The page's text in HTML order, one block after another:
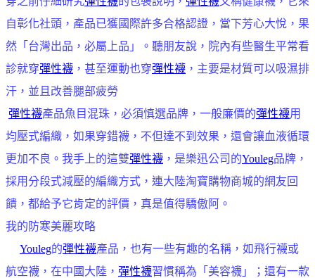
自彰化社頭，產品已獲國際許多合格認證，當下芳心大悅，果
然「台灣出品，必屬上品」。聽朋友說，院內有些醫生平常看
診就穿彈性襪 ，甚至運動也穿彈性襪 ，主要是材質可以吸濕排
汗，並且改善腿部疲勞
彈性襪產品魚目混珠，必須慎選品牌，一般廉價的彈性襪用
均壓式編織，如果穿錯襪，不但達不到效果，還會讓血液循環
更加不良。我手上的這雙彈性襪 ，是樂迅公司的Youleg品牌，
採用分段式減壓的編織方式，連大陸淘寶購物商城的網友回
饋，都給予它肯定的評價，真是值得驕傲阿。
我的防寒美麗攻略
Youleg的彈性襪產品，也有一些有趣的名稱，如飛行襪或
航空襪，在中國大陸， 彈性襪習慣稱為「美容襪」；還有一款